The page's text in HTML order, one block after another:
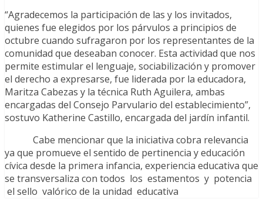
“Agradecemos la participación de las y los invitados,
quienes fue elegidos por los párvulos a principios de
octubre cuando sufragaron por los representantes de la
comunidad que deseaban conocer. Esta actividad que nos
permite estimular el lenguaje, sociabilización y promover
el derecho a expresarse, fue liderada por la educadora,
Maritza Cabezas y la técnica Ruth Aguilera, ambas
encargadas del Consejo Parvulario del establecimiento”,
sostuvo Katherine Castillo, encargada del jardín infantil.
Cabe mencionar que la iniciativa cobra relevancia
ya que promueve el sentido de pertinencia y educación
cívica desde la primera infancia, experiencia educativa que
se transversaliza con todos los estamentos y potencia
el sello valórico de la unidad educativa